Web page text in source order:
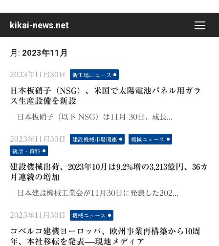
content
kikai-news.net
月: 2023年11月
Posted
on
2023年11月30日 新工場ニュース
日本板硝子（NSG）、米国で太陽電池パネル用ガラ
ス生産設備を新設
日本板硝子（以下 NSG）は11月 30日、成長...
Posted
on
2023年11月30日 建設機械市場関連 機械ニュース
統計・資料
建設機械出荷、2023年10月は9.2%増の3,213億円、36カ
月連続の増加
日本建設機械工業会が11月30日に発表した202...
Posted
2023年11月30日 機械ニュース
コベルコ建機ヨーロッパ、欧州事業再構築から10周
年、本社移転を発表—-現地メディア